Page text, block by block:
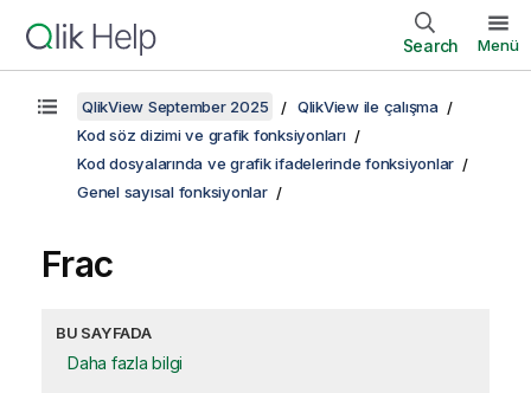
Search Menü
QlikView September 2025
QlikView ile çalışma
Kod söz dizimi ve grafik fonksiyonları
Kod dosyalarında ve grafik ifadelerinde fonksiyonlar
Genel sayısal fonksiyonlar
Frac
BU SAYFADA
Daha fazla bilgi